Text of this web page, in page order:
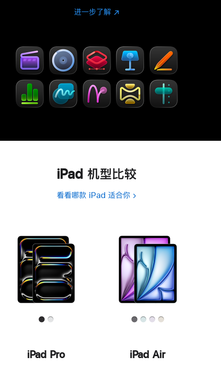
进一步了解 进
了
Creator Studio
(在
口
打
开)
iPad 机型比较
看看哪款 iPad 适合你
iPad Pro iPad Air